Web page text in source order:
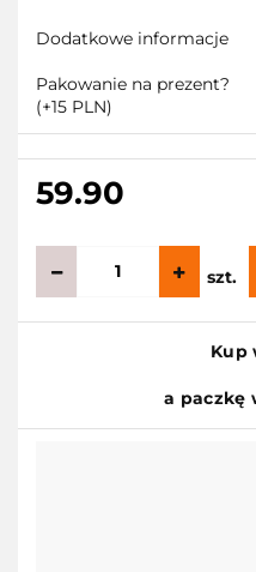
Dodatkowe informacje
Pakowanie na prezent?
(+15 PLN)
59.90
szt.
Kup
a paczkę